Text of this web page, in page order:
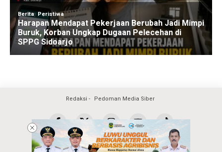
Redaksi Pedoman Media Siber
Copyright @2026 Warta Surya